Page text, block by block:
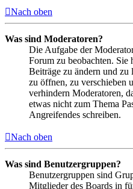
Nach oben
Was sind Moderatoren?
Die Aufgabe der
Forum zu beobachten. Sie
Beiträge zu ändern und zu
zu öffnen, zu verschieben
verhindern Moderatoren,
etwas nicht zum Thema
Angreifendes schreiben.
Nach oben
Was sind Benutzergruppen?
Benutzergruppen sind
Mitglieder des Boards in